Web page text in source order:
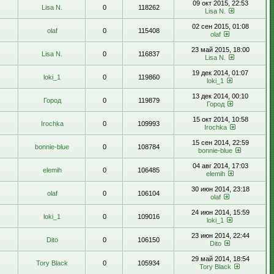
Lisa N. 0 118262
09 окт 2015, 22:53
Lisa N.
olaf 0 115408
02 сен 2015, 01:08
olaf
Lisa N. 0 116837
23 май 2015, 18:00
Lisa N.
loki_1 0 119860
19 дек 2014, 01:07
loki_1
Город 0 119879
13 дек 2014, 00:10
Город
Irochka 0 109993
15 окт 2014, 10:58
Irochka
bonnie-blue 0 108784
15 сен 2014, 22:59
bonnie-blue
elemih 0 106485
04 авг 2014, 17:03
elemih
olaf 0 106104
30 июн 2014, 23:18
olaf
loki_1 0 109016
24 июн 2014, 15:59
loki_1
Dito 0 106150
23 июн 2014, 22:44
Dito
Tory Black 0 105934
29 май 2014, 18:54
Tory Black